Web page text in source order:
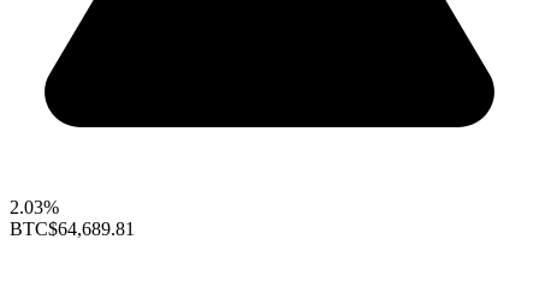
2.03%
BTC$64,689.81